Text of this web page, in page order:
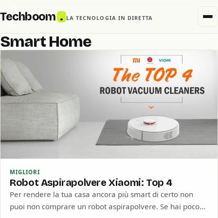
Techboom . LA TECNOLOGIA IN DIRETTA
Smart Home
MIGLIORI
Robot Aspirapolvere Xiaomi: Top 4
Per rendere la tua casa ancora più smart di certo non
puoi non comprare un robot aspirapolvere. Se hai poco